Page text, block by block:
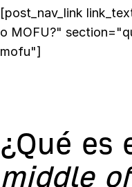
[post_nav_link
o MOFU?"
mofu"]
¿Qué es
middle